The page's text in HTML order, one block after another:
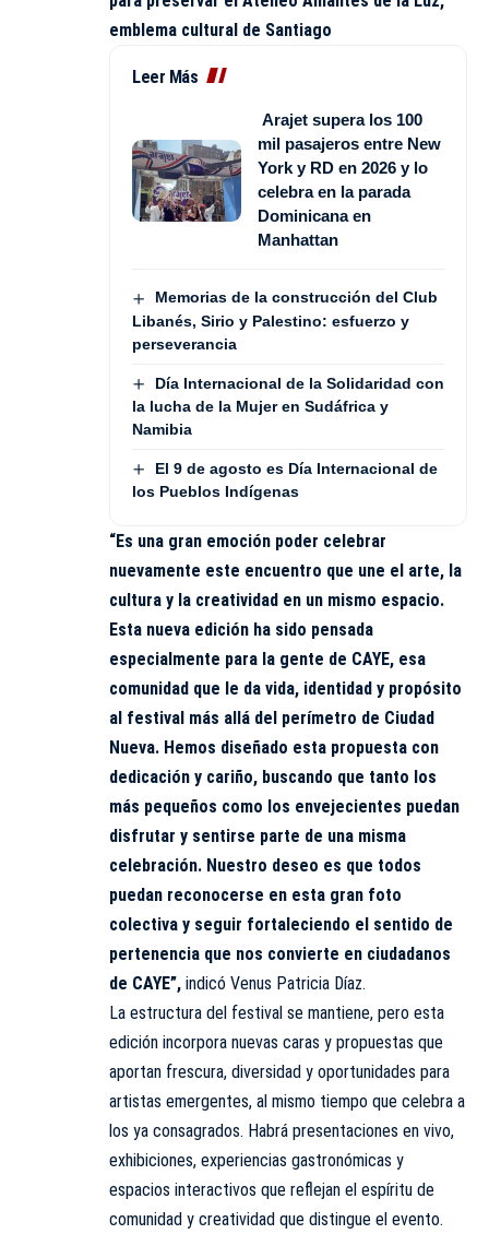
emblema cultural de Santiago
Leer Más
Arajet supera los 100
mil pasajeros entre New
York y RD en 2026 y lo
celebra en la parada
Dominicana en
Manhattan
Memorias de la construcción del Club
Libanés, Sirio y Palestino: esfuerzo y
perseverancia
Día Internacional de la Solidaridad con
la lucha de la Mujer en Sudáfrica y
Namibia
El 9 de agosto es Día Internacional de
los Pueblos Indígenas
“Es una gran emoción poder celebrar
nuevamente este encuentro que une el arte, la
cultura y la creatividad en un mismo espacio.
Esta nueva edición ha sido pensada
especialmente para la gente de CAYE, esa
comunidad que le da vida, identidad y propósito
al festival más allá del perímetro de Ciudad
Nueva. Hemos diseñado esta propuesta con
dedicación y cariño, buscando que tanto los
más pequeños como los envejecientes puedan
disfrutar y sentirse parte de una misma
celebración. Nuestro deseo es que todos
puedan reconocerse en esta gran foto
colectiva y seguir fortaleciendo el sentido de
pertenencia que nos convierte en ciudadanos
de CAYE”, indicó Venus Patricia Díaz.
La estructura del festival se mantiene, pero esta
edición incorpora nuevas caras y propuestas que
aportan frescura, diversidad y oportunidades para
artistas emergentes, al mismo tiempo que celebra a
los ya consagrados. Habrá presentaciones en vivo,
exhibiciones, experiencias gastronómicas y
espacios interactivos que reflejan el espíritu de
comunidad y creatividad que distingue el evento.